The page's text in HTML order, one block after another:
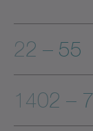
22 – 55
1402 –